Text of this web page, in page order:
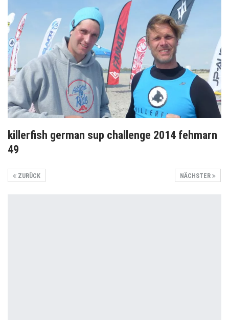
killerfish german sup challenge 2014 fehmarn
49
NÄCHSTER
ZURÜCK